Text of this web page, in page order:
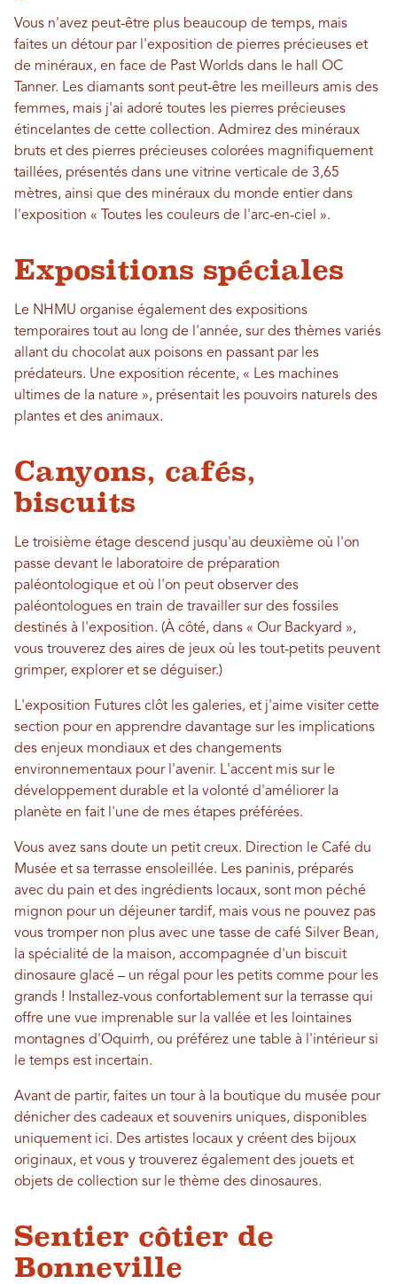
Vous n'avez peut-être plus beaucoup de temps, mais
faites un détour par l'exposition de pierres précieuses et
de minéraux, en face de Past Worlds dans le hall OC
Tanner. Les diamants sont peut-être les meilleurs amis des
femmes, mais j'ai adoré toutes les pierres précieuses
étincelantes de cette collection. Admirez des minéraux
bruts et des pierres précieuses colorées magnifiquement
taillées, présentés dans une vitrine verticale de 3,65
mètres, ainsi que des minéraux du monde entier dans
l'exposition « Toutes les couleurs de l'arc-en-ciel ».
Expositions spéciales
Le NHMU organise également des expositions
temporaires tout au long de l'année, sur des thèmes variés
allant du chocolat aux poisons en passant par les
prédateurs. Une exposition récente, « Les machines
ultimes de la nature », présentait les pouvoirs naturels des
plantes et des animaux.
Canyons, cafés,
biscuits
Le troisième étage descend jusqu'au deuxième où l'on
passe devant le laboratoire de préparation
paléontologique et où l'on peut observer des
paléontologues en train de travailler sur des fossiles
destinés à l'exposition. (À côté, dans « Our Backyard »,
vous trouverez des aires de jeux où les tout-petits peuvent
grimper, explorer et se déguiser.)
L'exposition Futures clôt les galeries, et j'aime visiter cette
section pour en apprendre davantage sur les implications
des enjeux mondiaux et des changements
environnementaux pour l'avenir. L'accent mis sur le
développement durable et la volonté d'améliorer la
planète en fait l'une de mes étapes préférées.
Vous avez sans doute un petit creux. Direction le Café du
Musée et sa terrasse ensoleillée. Les paninis, préparés
avec du pain et des ingrédients locaux, sont mon péché
mignon pour un déjeuner tardif, mais vous ne pouvez pas
vous tromper non plus avec une tasse de café Silver Bean,
la spécialité de la maison, accompagnée d'un biscuit
dinosaure glacé – un régal pour les petits comme pour les
grands ! Installez-vous confortablement sur la terrasse qui
offre une vue imprenable sur la vallée et les lointaines
montagnes d'Oquirrh, ou préférez une table à l'intérieur si
le temps est incertain.
Avant de partir, faites un tour à la boutique du musée pour
dénicher des cadeaux et souvenirs uniques, disponibles
uniquement ici. Des artistes locaux y créent des bijoux
originaux, et vous y trouverez également des jouets et
objets de collection sur le thème des dinosaures.
Sentier côtier de
Bonneville